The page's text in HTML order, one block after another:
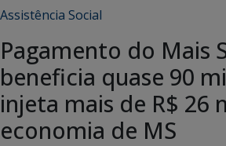
Assistência Social
Pagamento do Mais
beneficia quase 90
injeta mais de R$ 26
economia de MS